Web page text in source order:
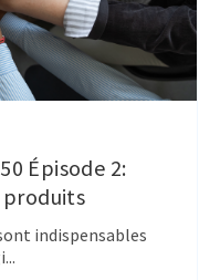
Épisode 2:
produits
indispensables